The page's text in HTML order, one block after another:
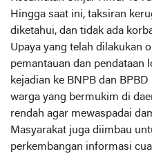
Hingga saat ini, taksiran
diketahui, dan tidak ada
Upaya yang telah dilakukan
pemantauan dan pendataan
kejadian ke BNPB dan
warga yang bermukim di
rendah agar mewaspadai
Masyarakat juga diimbau
perkembangan informasi